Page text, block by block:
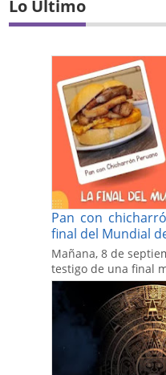
Lo Último
Pan con
final del Mundial
Mañana, 8 de
testigo de una final